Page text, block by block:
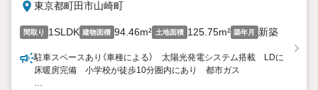
東京都町田市山崎町
間取り 1SLDK 建物面積 94.46m² 土地面積 125.75m² 築年月 新築
駐車スペースあり（車種による） 太陽光発電システム搭載 LDに
床暖房完備 小学校が徒歩10分圏内にあり 都市ガス